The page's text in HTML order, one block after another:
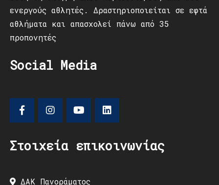
ενεργούς αθλητές. Δραστηριοποιείται σε εφτά
αθλήματα και απασχολεί πάνω από 35
προπονητές
Social Media
Στοιχεία επικοινωνίας
ΔΑΚ Πανοράματος